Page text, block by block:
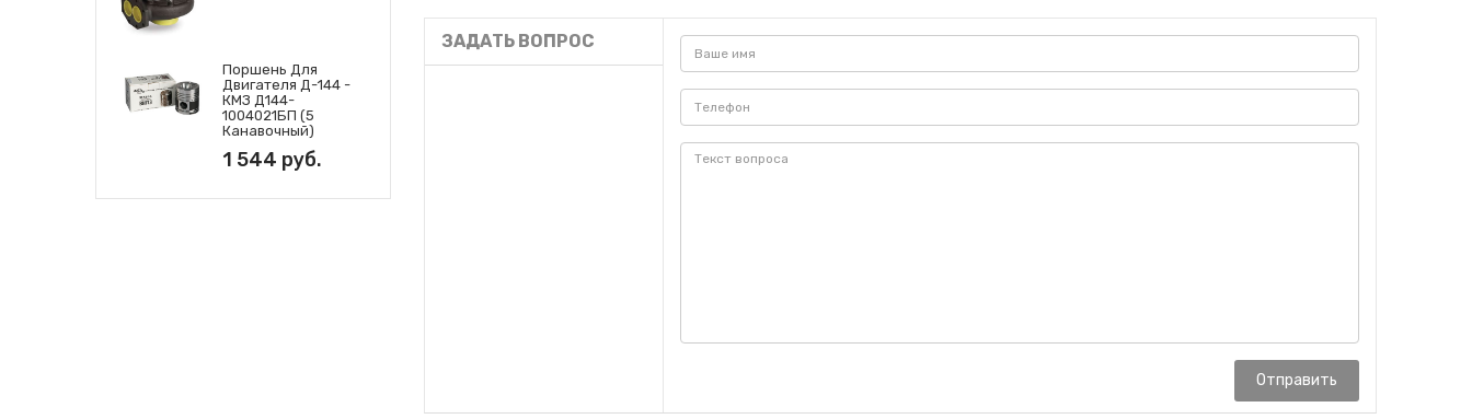
Поршень Для
Двигателя Д-144 -
КМЗ Д144-
1004021БП (5
Канавочный)
1 544 руб.
ЗАДАТЬ ВОПРОС
Отправить